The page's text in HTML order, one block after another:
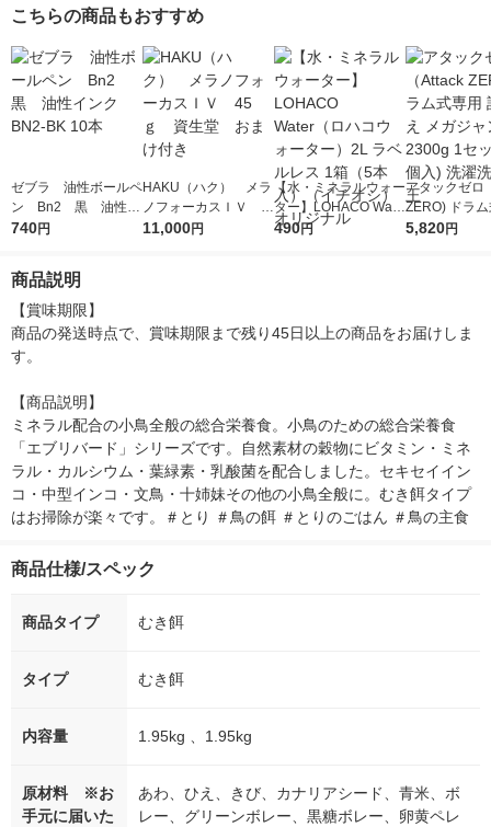
こちらの商品もおすすめ
ゼブラ 油性ボールペ
ン Bn2 黒 油性イ
ンク BN2-BK 10本
740円
HAKU（ハク） メラ
ノフォーカスＩＶ 4
5ｇ 資生堂 おまけ
11,000円
【水・ミネラルウォー
ター】LOHACO Wate
r（ロハコウォータ
490円
アタックゼロ
ZERO) ドラ
詰め替え メガ
5,820円
商品説明
【賞味期限】
商品の発送時点で、賞味期限まで残り45日以上の商品をお届けしま
す。
【商品説明】
ミネラル配合の小鳥全般の総合栄養食。小鳥のための総合栄養食
「エブリバード」シリーズです。自然素材の穀物にビタミン・ミネ
ラル・カルシウム・葉緑素・乳酸菌を配合しました。セキセイイン
コ・中型インコ・文鳥・十姉妹その他の小鳥全般に。むき餌タイプ
はお掃除が楽々です。＃とり ＃鳥の餌 ＃とりのごはん ＃鳥の主食
商品仕様/スペック
商品タイプ むき餌
タイプ むき餌
内容量 1.95kg 、1.95kg
原材料 ※お
手元に届いた
あわ、ひえ、きび、カナリアシード、青米、ボ
レー、グリーンボレー、黒糖ボレー、卵黄ペレ